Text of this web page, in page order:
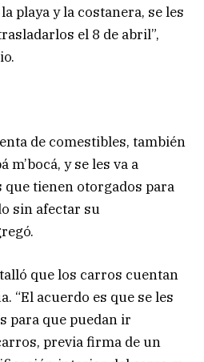
playa y la costanera, se les
el 8 de abril”,
de comestibles, también
y se les va a
tienen otorgados para
sin afectar su
que los carros cuentan
“El acuerdo es que se les
para que puedan ir
previa firma de un